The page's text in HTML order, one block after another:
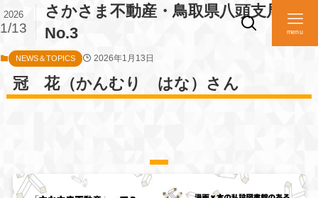
menu
さかさま不動産・鳥取県八頭支局
No.3
2026
1/13
NEWS＆TOPICS 2026年1月13日
冠 花（かんむり はな）さん